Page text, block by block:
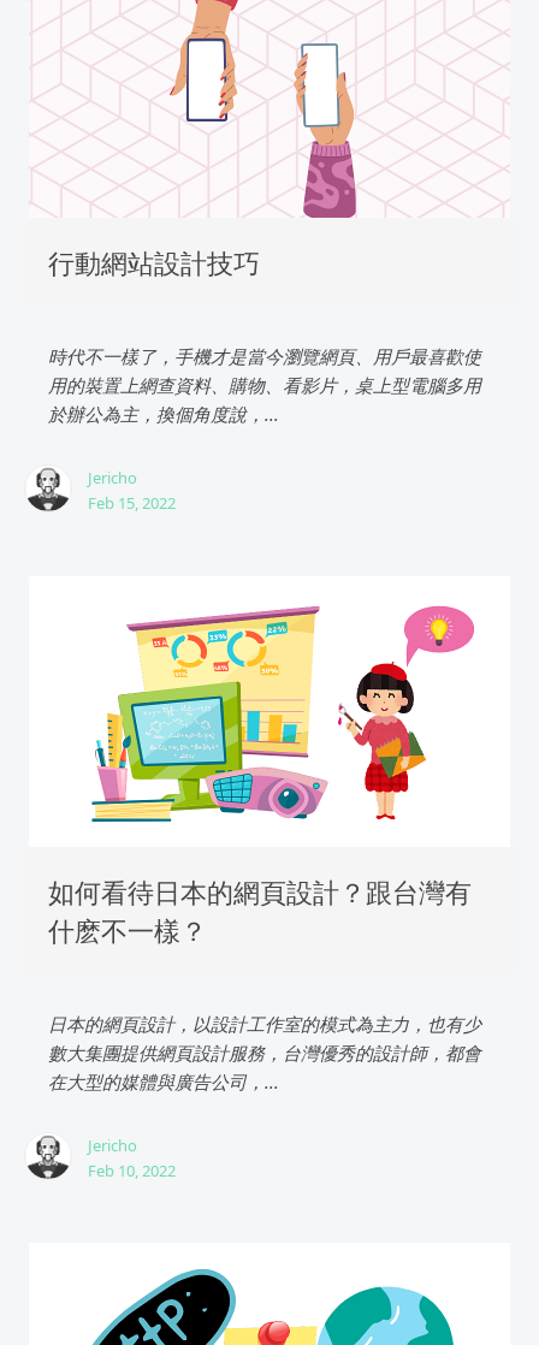
行動網站設計技巧
時代不一樣了，手機才是當今瀏覽網頁、用戶最喜歡使
用的裝置上網查資料、購物、看影片，桌上型電腦多用
於辦公為主，換個角度說，...
Jericho
Feb 15, 2022
如何看待日本的網頁設計？跟台灣有
什麽不一樣？
日本的網頁設計，以設計工作室的模式為主力，也有少
數大集團提供網頁設計服務，台灣優秀的設計師，都會
在大型的媒體與廣告公司，...
Jericho
Feb 10, 2022